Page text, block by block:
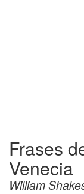
Frases
Venecia
William